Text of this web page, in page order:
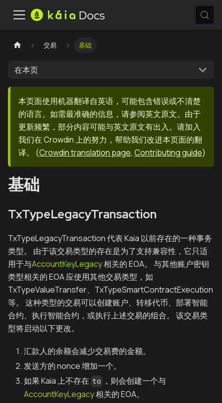
交易 基础
在本页
本页面使用机器翻译自英语，可能包含错误或不清楚
的语言。如需最准确的信息，请参阅英文原文。由于
更新频繁，部分内容可能与英文原文有出入。请加入
我们在 Crowdin 上的努力，帮助我们改进本页面的翻
译。
(Crowdin translation page, Contributing guide)
基础
TxTypeLegacyTransaction
TxTypeLegacyTransaction 代表 Kaia 以前存在的一种事务
类型。 由于该交易类型的存在是为了支持兼容性，它只适
用于与AccountKeyLegacy相关的 EOA。 与其他账户密钥
类型相关的 EOA 应使用其他交易类型，如
TxTypeValueTransfer、TxTypeSmartContractExecution
等。 这种类型的交易可以创建账户、转移代币、部署智能
合约、执行智能合约，或执行上述交易的组合。 该交易类
型将启动以下更改。
汇款人的余额会减少交易费的金额。
发送方的 nonce 增加一个。
如果 Kaia 上不存在 to
，则会创建一个与
AccountKeyLegacy相关的 EOA。